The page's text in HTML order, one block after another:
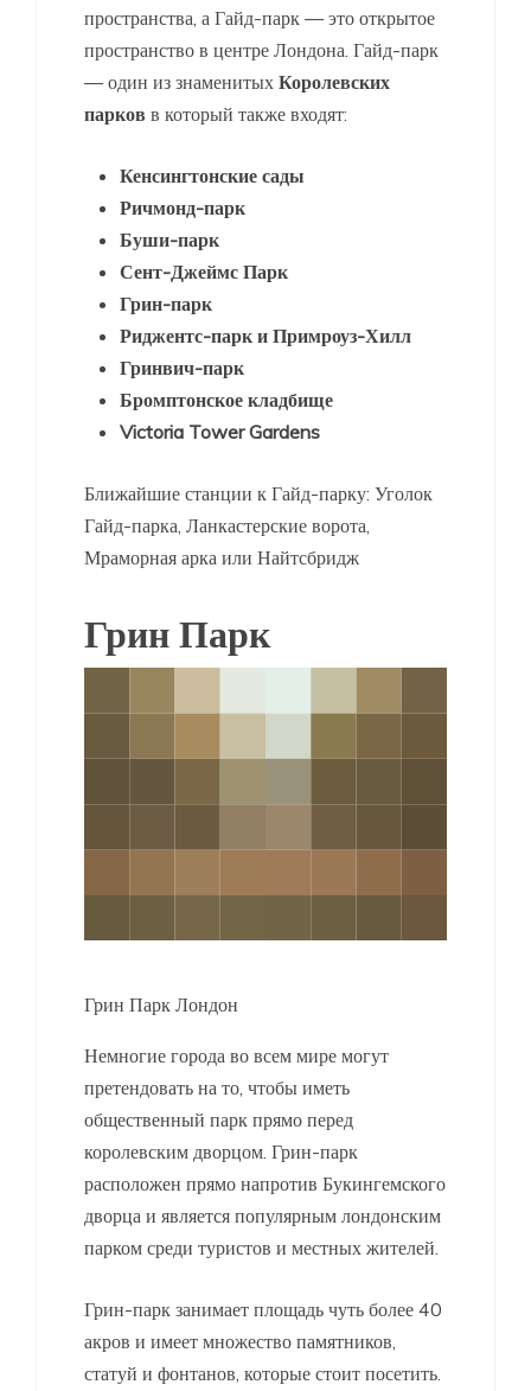
пространства, а Гайд-парк — это открытое
пространство в центре Лондона. Гайд-парк
— один из знаменитых Королевских
парков в который также входят:
Кенсингтонские сады
Ричмонд-парк
Буши-парк
Сент-Джеймс Парк
Грин-парк
Риджентс-парк и Примроуз-Хилл
Гринвич-парк
Бромптонское кладбище
Victoria Tower Gardens
Ближайшие станции к Гайд-парку: Уголок
Гайд-парка, Ланкастерские ворота,
Мраморная арка или Найтсбридж
Грин Парк
Грин Парк Лондон
Немногие города во всем мире могут
претендовать на то, чтобы иметь
общественный парк прямо перед
королевским дворцом. Грин-парк
расположен прямо напротив Букингемского
дворца и является популярным лондонским
парком среди туристов и местных жителей.
Грин-парк занимает площадь чуть более 40
акров и имеет множество памятников,
статуй и фонтанов, которые стоит посетить.